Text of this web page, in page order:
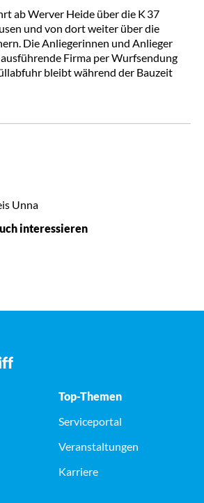
ab Werver Heide über die K 37
und von dort weiter über die
Die Anliegerinnen und Anlieger
Firma per Wurfsendung
bleibt während der Bauzeit
Unna
interessieren
Top-Themen
Serviceportal
Veranstaltungen
Karriere